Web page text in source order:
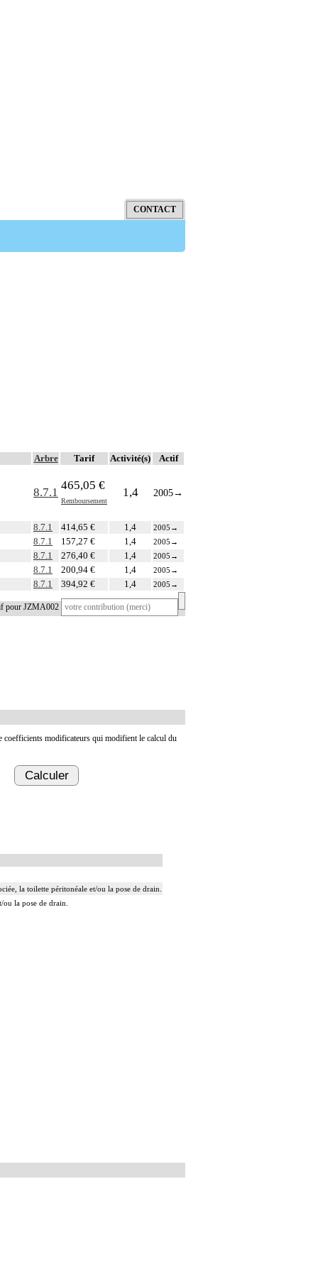
Arbre Tarif Activité(s) Actif
8.7.1
465,05 €
Remboursement
1,4 2005→
8.7.1 414,65 € 1,4 2005 →
8.7.1 157,27 € 1,4 2005 →
8.7.1 276,40 € 1,4 2005 →
8.7.1 200,94 € 1,4 2005 →
8.7.1 394,92 € 1,4 2005 →
pour JZMA002
coefficients modificateurs qui modifient le calcul du
Calculer
la toilette péritonéale et/ou la pose de drain.
la pose de drain.